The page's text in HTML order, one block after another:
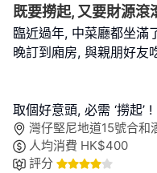
既要撈起, 又要財源滾
臨近過年, 中菜廳都坐滿
晚訂到廂房, 與親朋好友
取個好意頭, 必需 ‘撈起
灣仔堅尼地道15號合和
人均消費 HK$400
評分